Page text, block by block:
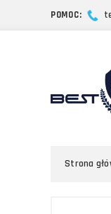
POMOC:
Strona